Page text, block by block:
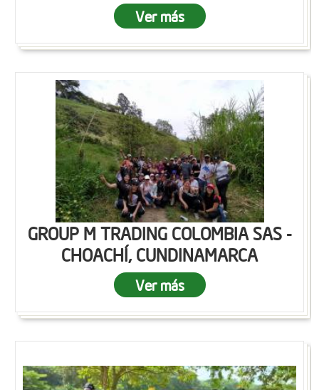
Ver más
GROUP M TRADING COLOMBIA SAS -
CHOACHÍ, CUNDINAMARCA
Ver más